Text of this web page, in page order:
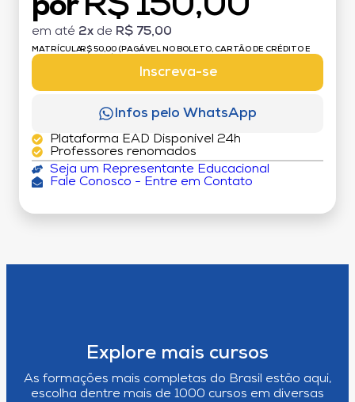
por
em até 2x de R$ 75,00
MATRÍCULA:R$ 50,00 (PAGÁVEL NO BOLETO, CARTÃO DE CRÉDITO E
Inscreva-se
Infos pelo WhatsApp
Plataforma EAD Disponível 24h
Professores renomados
Seja um Representante Educacional
Fale Conosco - Entre em Contato
Explore mais cursos
As formações mais completas do Brasil estão aqui,
escolha dentre mais de 1000 cursos em diversas